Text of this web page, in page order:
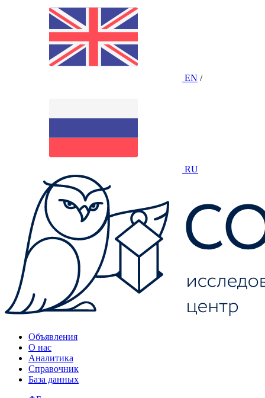
EN /
RU
Объявления
О нас
Аналитика
Справочник
База данных